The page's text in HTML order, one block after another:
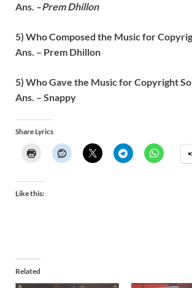
Ans. –Prem Dhillon
5) Who Composed the Music for
Ans. – Prem Dhillon
5) Who Gave the Music forCopyright
Ans. – Snappy
Share Lyrics
Like this:
Related